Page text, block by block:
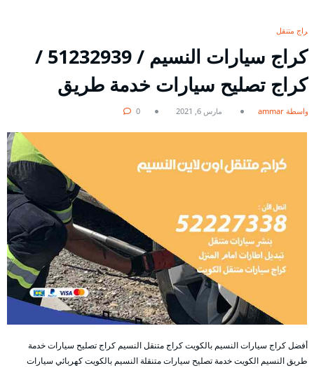
كراج متنقل
كراج سيارات النسيم / 51232939‬ /
كراج تصليح سيارات خدمة طريق
بواسطة ammar مارس 6, 2021 0
أفضل كراج سيارات النسيم بالكويت كراج متنقل النسيم كراج تصليح سيارات خدمة
طريق النسيم الكويت خدمة تصليح سيارات متنقلة النسيم بالكويت كهربائي سيارات